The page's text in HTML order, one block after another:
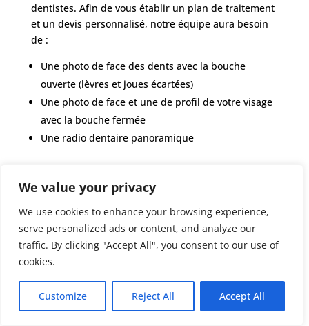
We value your privacy
We use cookies to enhance your browsing experience,
serve personalized ads or content, and analyze our
traffic. By clicking "Accept All", you consent to our use of
cookies.
Customize Reject All Accept All
dentistes. Afin de vous établir un plan de traitement
et un devis personnalisé, notre équipe aura besoin
de :
Une photo de face des dents avec la bouche
ouverte (lèvres et joues écartées)
Une photo de face et une de profil de votre visage
avec la bouche fermée
Une radio dentaire panoramique
souvent un facteur clé dans le choix de la
populaire pour des millions de patients du monde
entier grâce à ses tarifs attractifs, qui peuvent être
jusqu’à 50 % moins chers que ceux pratiqués en
France, en Suisse ou dans d’autres pays européens.
En Tunisie, les coûts abordables sont possibles en
raison des différences de niveau de vie, et bien que
ces interventions ne soient généralement pas